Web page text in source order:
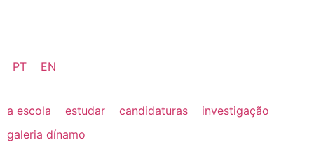
PT EN
a escola estudar candidaturas
investigação
galeria dínamo